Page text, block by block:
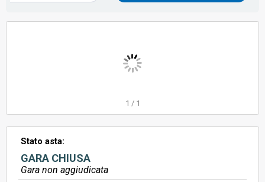
1 / 1
Stato asta:
GARA CHIUSA
Gara non aggiudicata